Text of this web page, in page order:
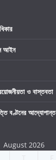
আইন
ও বাস্তবতা
বণ্টনের আদ্যোপান্ত
August 2026